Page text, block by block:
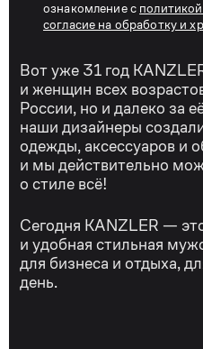
ознакомление с
согласие на обработку и
Вот уже 31 год
и женщин всех
России, но и далеко за
наши дизайнеры
одежды, аксессуаров и
и мы действительно
о стиле всё!
Сегодня KANZLER —
и удобная стильная
для бизнеса и отдыха,
день.